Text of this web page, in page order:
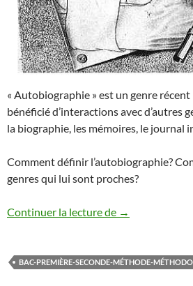
« Autobiographie » est un genre
bénéficié d’interactions avec d’autres
la biographie, les mémoires, le journal
Comment définir l’autobiographie?
genres qui lui sont proches?
Continuer la lecture de autobiographie
→
BAC-PREMIÈRE-SECONDE-MÉTHODE-